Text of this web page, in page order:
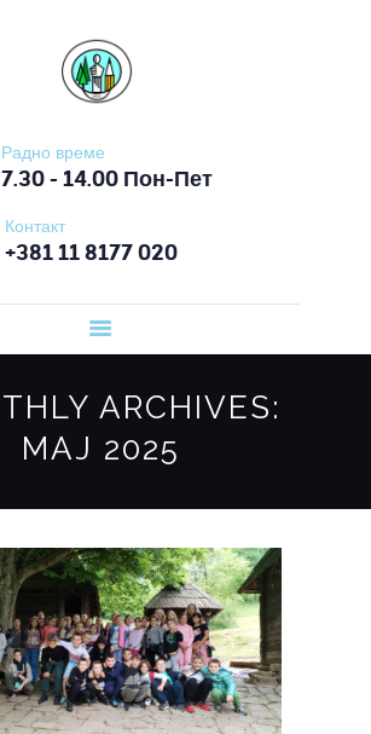
Радно време
7.30 - 14.00 Пон-Пет
Контакт
+381 11 8177 020
ARCHIVES:
МАЈ 2025
ПЕНЕЗИЋ КРЦУН
ЂАКЕ